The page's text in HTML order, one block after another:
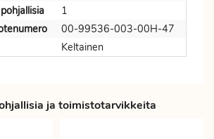
1
00-99536-003-00H-47
Keltainen
ja toimistotarvikkeita